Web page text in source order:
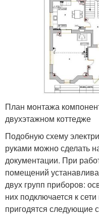
План монтажа
двухэтажном коттедже
Подобную схему
руками можно сделать
документации. При
помещений
двух групп приборов:
них подключается к
пригодятся следующие